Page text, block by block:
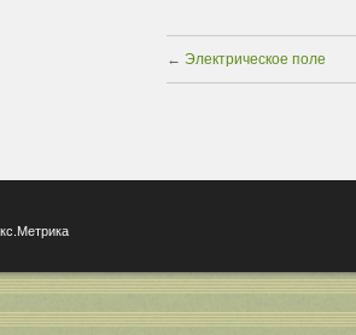
← Электрическое поле